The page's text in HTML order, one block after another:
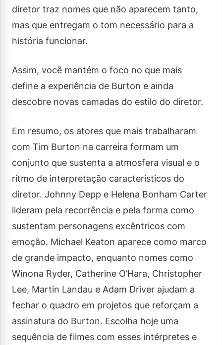
diretor traz nomes que não aparecem tanto,
mas que entregam o tom necessário para a
história funcionar.
Assim, você mantém o foco no que mais
define a experiência de Burton e ainda
descobre novas camadas do estilo do diretor.
Em resumo, os atores que mais trabalharam
com Tim Burton na carreira formam um
conjunto que sustenta a atmosfera visual e o
ritmo de interpretação característicos do
diretor. Johnny Depp e Helena Bonham Carter
lideram pela recorrência e pela forma como
sustentam personagens excêntricos com
emoção. Michael Keaton aparece como marco
de grande impacto, enquanto nomes como
Winona Ryder, Catherine O’Hara, Christopher
Lee, Martin Landau e Adam Driver ajudam a
fechar o quadro em projetos que reforçam a
assinatura do Burton. Escolha hoje uma
sequência de filmes com esses intérpretes e